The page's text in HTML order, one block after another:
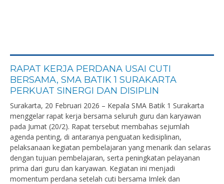
RAPAT KERJA PERDANA USAI CUTI
BERSAMA, SMA BATIK 1 SURAKARTA
PERKUAT SINERGI DAN DISIPLIN
Surakarta, 20 Februari 2026 – Kepala SMA Batik 1 Surakarta
menggelar rapat kerja bersama seluruh guru dan karyawan
pada Jumat (20/2). Rapat tersebut membahas sejumlah
agenda penting, di antaranya penguatan kedisiplinan,
pelaksanaan kegiatan pembelajaran yang menarik dan selaras
dengan tujuan pembelajaran, serta peningkatan pelayanan
prima dari guru dan karyawan. Kegiatan ini menjadi
momentum perdana setelah cuti bersama Imlek dan